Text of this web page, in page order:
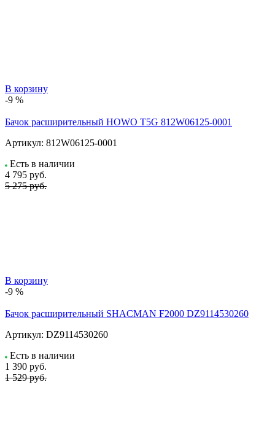
В корзину
-9 %
Бачок расширительный HOWO T5G 812W06125-0001
Артикул: 812W06125-0001
Есть в наличии
4 795 руб.
5 275 руб.
В корзину
-9 %
Бачок расширительный SHACMAN F2000 DZ9114530260
Артикул: DZ9114530260
Есть в наличии
1 390 руб.
1 529 руб.